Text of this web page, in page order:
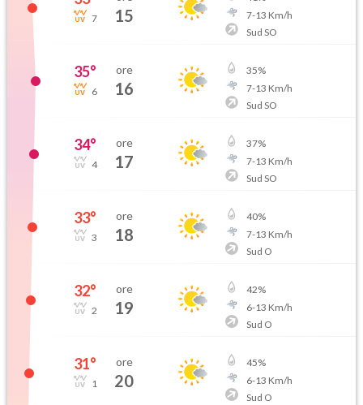
7 15
7-13 Km/h
Sud SO
35°
6
ore
16
35%
7-13 Km/h
Sud SO
34°
4
ore
17
37%
7-13 Km/h
Sud SO
33°
3
ore
18
40%
7-13 Km/h
Sud O
32°
2
ore
19
42%
6-13 Km/h
Sud O
31°
1
ore
20
45%
6-13 Km/h
Sud O